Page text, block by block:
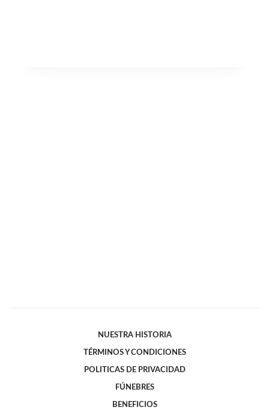
NUESTRA HISTORIA
TÉRMINOS Y CONDICIONES
POLITICAS DE PRIVACIDAD
FÚNEBRES
BENEFICIOS